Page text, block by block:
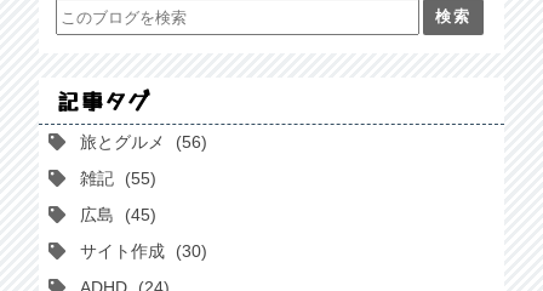
記事タグ
旅とグルメ
56
雑記
55
広島
45
サイト作成
30